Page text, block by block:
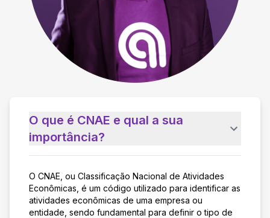
O que é CNAE e qual a sua
importância?
O CNAE, ou Classificação Nacional de Atividades
Econômicas, é um código utilizado para identificar as
atividades econômicas de uma empresa ou
entidade, sendo fundamental para definir o tipo de